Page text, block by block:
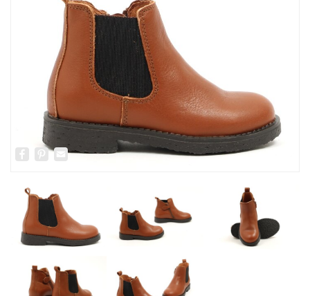
Facebook
Pinterest
Email